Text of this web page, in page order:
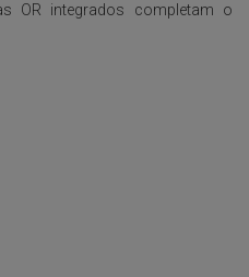
OR integrados completam o